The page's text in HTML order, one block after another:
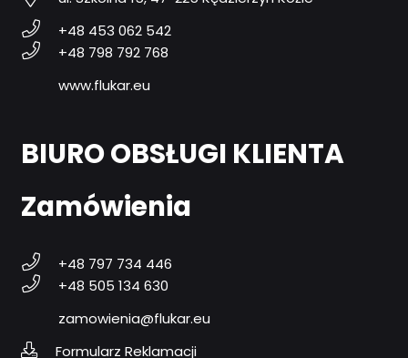
+48 453 062 542
+48 798 792 768
www.flukar.eu
BIURO OBSŁUGI KLIENTA
Zamówienia
+48 797 734 446
+48 505 134 630
zamowienia@flukar.eu
Formularz Reklamacji